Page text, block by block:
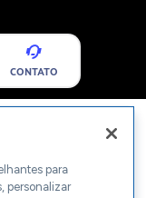
CONTATO
para
personalizar